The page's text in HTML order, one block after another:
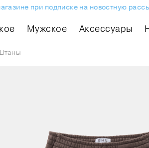
при подписке на новостную
Мужское Аксессуары